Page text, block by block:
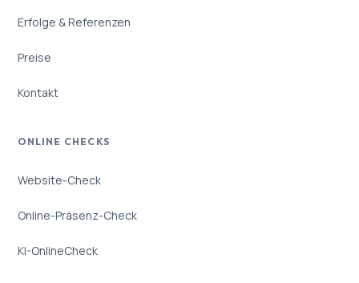
Erfolge & Referenzen
Preise
Kontakt
ONLINE CHECKS
Website-Check
Online-Präsenz-Check
KI-OnlineCheck